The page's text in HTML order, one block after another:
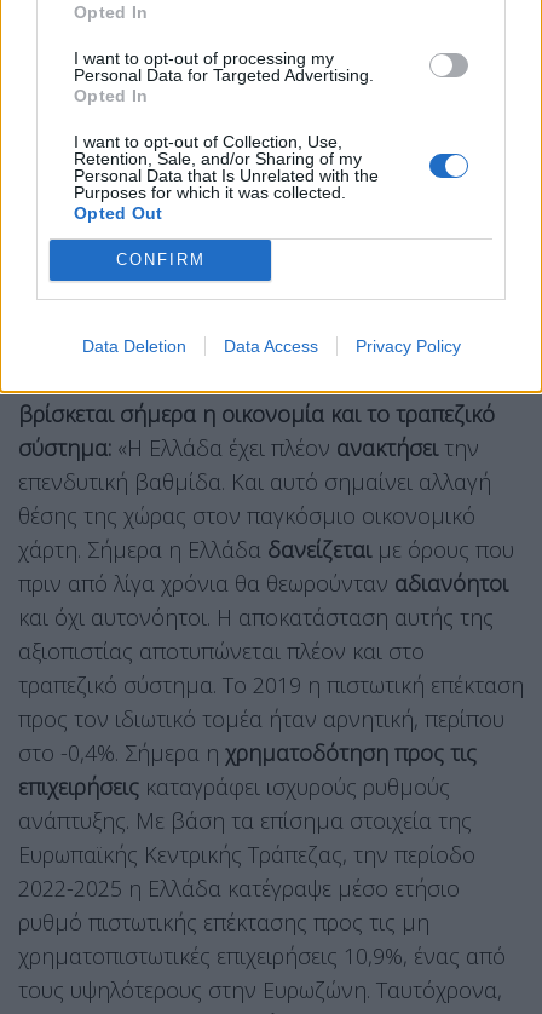
Opted In
I want to opt-out of processing my
Personal Data for Targeted Advertising.
Opted In
I want to opt-out of Collection, Use,
Retention, Sale, and/or Sharing of my
Personal Data that Is Unrelated with the
Purposes for which it was collected.
Opted Out
CONFIRM
Data Deletion Data Access Privacy Policy
χρηματοδοτήσει ταυτόχρονα την άμυνά της, την
πράσινη μετάβαση, την τεχνολογική της
αυτονομία και την ανταγωνιστικότητά της»,
επεσήμανε για να συμπληρώσει: «Μέσα σε αυτό το
περιβάλλον, τα κράτη προφανώς αξιολογούνται
μέσα από τουςοικονομικούς τους δείκτες.
κρίνονται και από την ποιότητα των θεσμών τους,
τη σοβαρότητα των επιλογών τους και τα
πρόσωπα που τα εκπροσωπούν στα ευρωπαϊκά και
διεθνή κέντρα αποφάσεων».
βρίσκεται σήμερα η οικονομία και το τραπεζικό
σύστημα: «Η Ελλάδα έχει πλέον ανακτήσει την
επενδυτική βαθμίδα. Και αυτό σημαίνει αλλαγή
θέσης της χώρας στον παγκόσμιο οικονομικό
χάρτη. Σήμερα η Ελλάδα δανείζεται με όρους που
πριν από λίγα χρόνια θα θεωρούνταν αδιανόητοι
και όχι αυτονόητοι. Η αποκατάσταση αυτής της
αξιοπιστίας αποτυπώνεται πλέον και στο
τραπεζικό σύστημα. Το 2019 η πιστωτική επέκταση
προς τον ιδιωτικό τομέα ήταν αρνητική, περίπου
στο -0,4%. Σήμερα η χρηματοδότηση προς τις
επιχειρήσεις καταγράφει ισχυρούς ρυθμούς
ανάπτυξης. Με βάση τα επίσημα στοιχεία της
Ευρωπαϊκής Κεντρικής Τράπεζας, την περίοδο
2022-2025 η Ελλάδα κατέγραψε μέσο ετήσιο
ρυθμό πιστωτικής επέκτασης προς τις μη
χρηματοπιστωτικές επιχειρήσεις 10,9%, ένας από
τους υψηλότερους στην Ευρωζώνη. Ταυτόχρονα,